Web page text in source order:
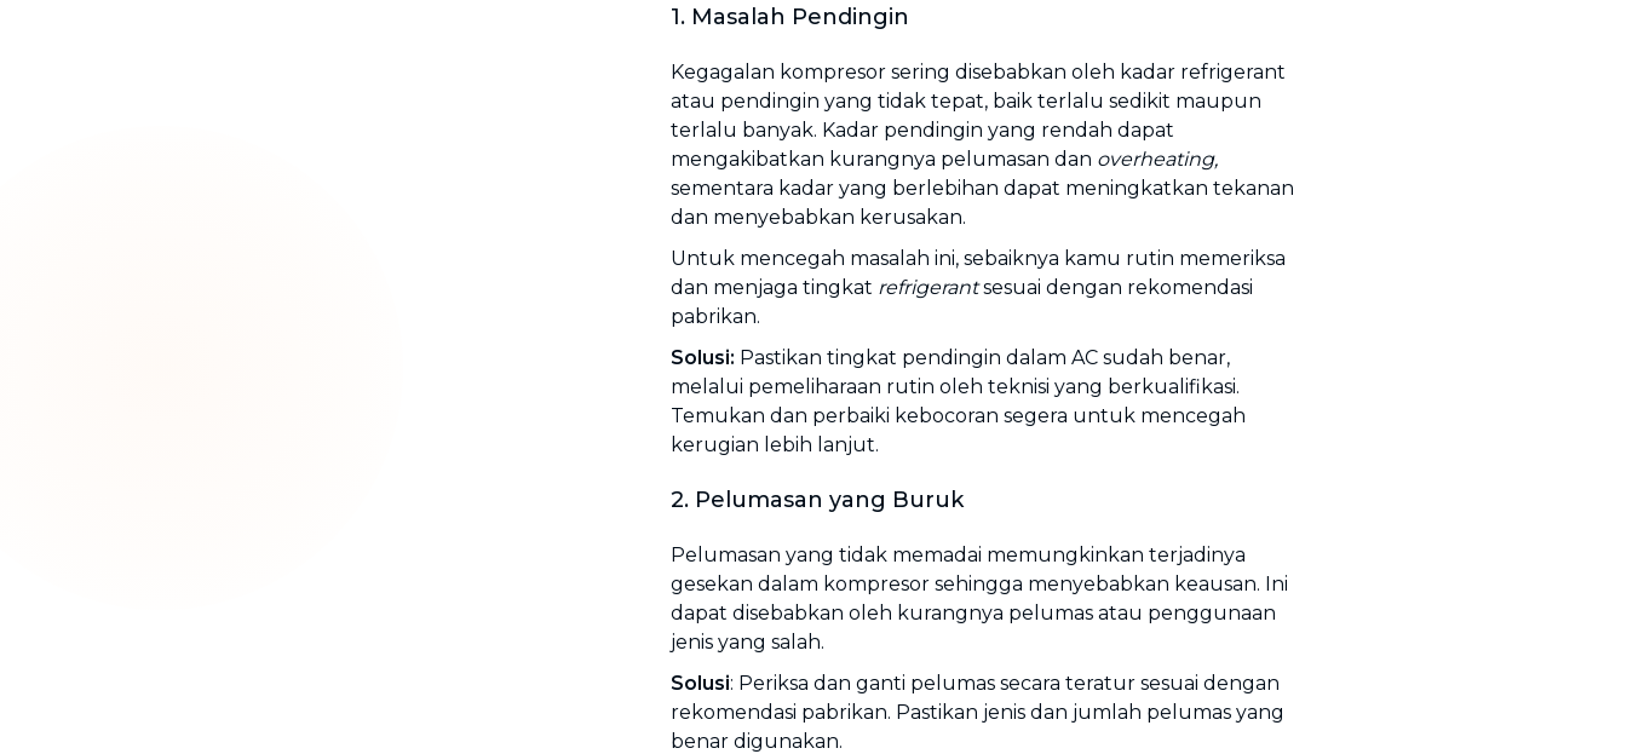
1. Masalah Pendingin
Kegagalan kompresor sering disebabkan oleh kadar refrigerant
atau pendingin yang tidak tepat, baik terlalu sedikit maupun
terlalu banyak. Kadar pendingin yang rendah dapat
mengakibatkan kurangnya pelumasan dan overheating,
sementara kadar yang berlebihan dapat meningkatkan tekanan
dan menyebabkan kerusakan.
Untuk mencegah masalah ini, sebaiknya kamu rutin memeriksa
dan menjaga tingkat refrigerantsesuai dengan rekomendasi
pabrikan.
Solusi: Pastikan tingkat pendingin dalam AC sudah benar,
melalui pemeliharaan rutin oleh teknisi yang berkualifikasi.
Temukan dan perbaiki kebocoran segera untuk mencegah
kerugian lebih lanjut.
2. Pelumasan yang Buruk
Pelumasan yang tidak memadai memungkinkan terjadinya
gesekan dalam kompresor sehingga menyebabkan keausan. Ini
dapat disebabkan oleh kurangnya pelumas atau penggunaan
jenis yang salah.
Solusi: Periksa dan ganti pelumas secara teratur sesuai dengan
rekomendasi pabrikan. Pastikan jenis dan jumlah pelumas yang
benar digunakan.